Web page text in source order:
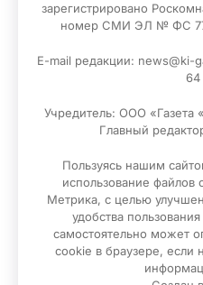
зарегистрировано
номер СМИ ЭЛ № ФС 77
E-mail редакции: news@ki-
64
Учредитель: ООО «Газета
Главный
Пользуясь нашим
использование файлов
Метрика, с целью
удобства
самостоятельно может
сооkіе в браузере, если